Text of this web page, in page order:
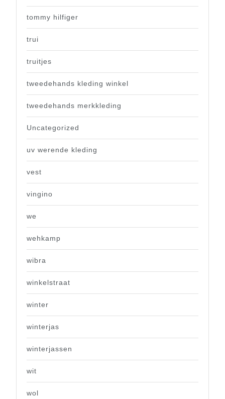
tommy hilfiger
trui
truitjes
tweedehands kleding winkel
tweedehands merkkleding
Uncategorized
uv werende kleding
vest
vingino
we
wehkamp
wibra
winkelstraat
winter
winterjas
winterjassen
wit
wol